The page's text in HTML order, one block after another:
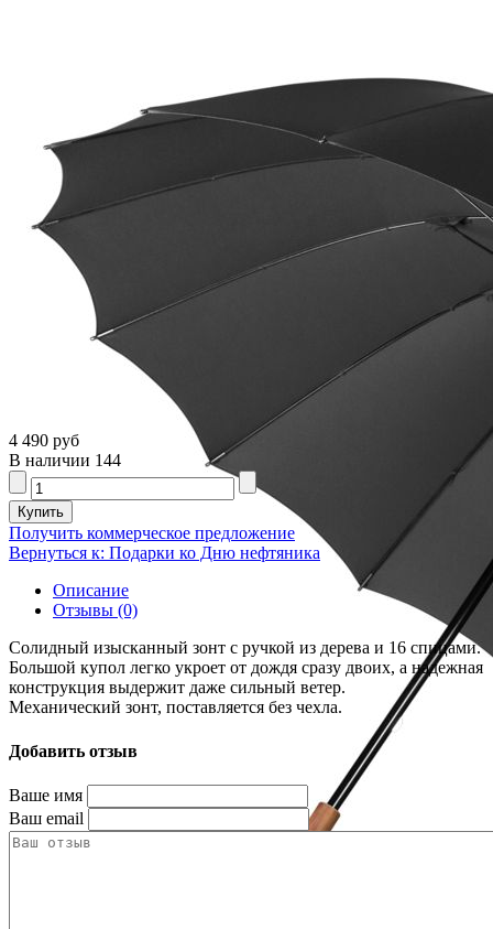
4 490 руб
В наличии 144
Получить коммерческое предложение
Вернуться к: Подарки ко Дню нефтяника
Описание
Отзывы (0)
Солидный изысканный зонт с ручкой из дерева и 16 спицами.
Большой купол легко укроет от дождя сразу двоих, а надежная
конструкция выдержит даже сильный ветер.
Механический зонт, поставляется без чехла.
Добавить отзыв
Ваше имя
Ваш email